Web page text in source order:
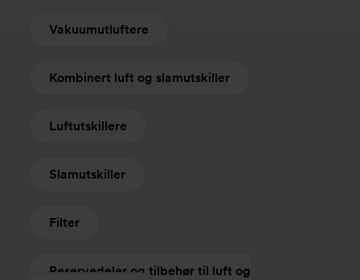
Vakuumutluftere
Kombinert luft og slamutskiller
Luftutskillere
Slamutskiller
Filter
Reservedeler og tilbehør til luft og